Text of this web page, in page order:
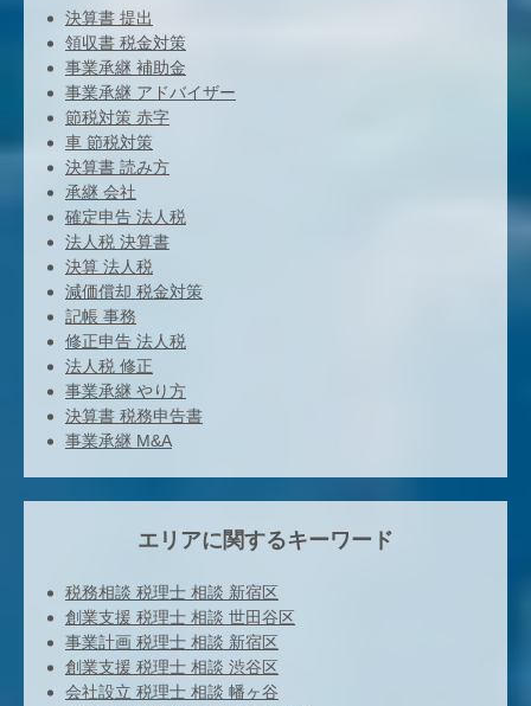
決算書 提出
領収書 税金対策
事業承継 補助金
事業承継 アドバイザー
節税対策 赤字
車 節税対策
決算書 読み方
承継 会社
確定申告 法人税
法人税 決算書
決算 法人税
減価償却 税金対策
記帳 事務
修正申告 法人税
法人税 修正
事業承継 やり方
決算書 税務申告書
事業承継 M&A
エリアに関するキーワード
税務相談 税理士 相談 新宿区
創業支援 税理士 相談 世田谷区
事業計画 税理士 相談 新宿区
創業支援 税理士 相談 渋谷区
会社設立 税理士 相談 幡ヶ谷